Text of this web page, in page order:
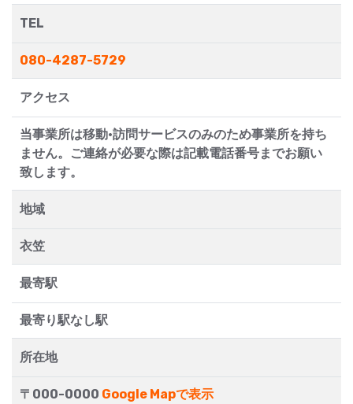
TEL
080-4287-5729
アクセス
当事業所は移動·訪問サービスのみのため事業所を持ち
ません。ご連絡が必要な際は記載電話番号までお願い
致します。
地域
衣笠
最寄駅
最寄り駅なし駅
所在地
〒000-0000 Google Mapで表示